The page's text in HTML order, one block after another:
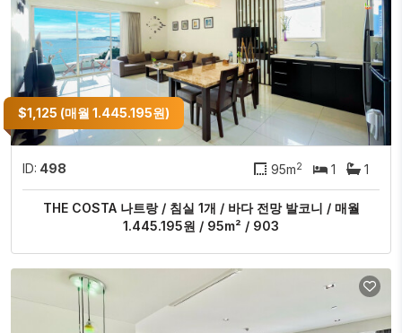
$1,125 (매월 1.445.195원)
ID: 498 95m2 1 1
THE COSTA 나트랑 / 침실 1개 / 바다 전망 발코니 / 매월
1.445.195원 / 95m² / 903